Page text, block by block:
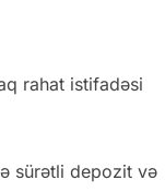
rahat istifadəsi
sürətli depozit və